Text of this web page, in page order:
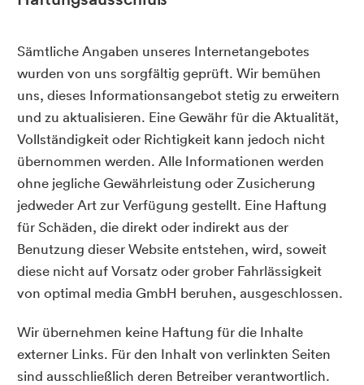
Sämtliche Angaben unseres Internetangebotes
wurden von uns sorgfältig geprüft. Wir bemühen
uns, dieses Informationsangebot stetig zu erweitern
und zu aktualisieren. Eine Gewähr für die Aktualität,
Vollständigkeit oder Richtigkeit kann jedoch nicht
übernommen werden. Alle Informationen werden
ohne jegliche Gewährleistung oder Zusicherung
jedweder Art zur Verfügung gestellt. Eine Haftung
für Schäden, die direkt oder indirekt aus der
Benutzung dieser Website entstehen, wird, soweit
diese nicht auf Vorsatz oder grober Fahrlässigkeit
von optimal media GmbH beruhen, ausgeschlossen.
Wir übernehmen keine Haftung für die Inhalte
externer Links. Für den Inhalt von verlinkten Seiten
sind ausschließlich deren Betreiber verantwortlich.